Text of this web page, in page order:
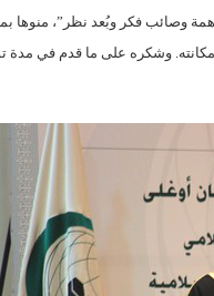
وصائب فكر وبُعد نظر”، منوها
وشكره على ما قدم في مدة